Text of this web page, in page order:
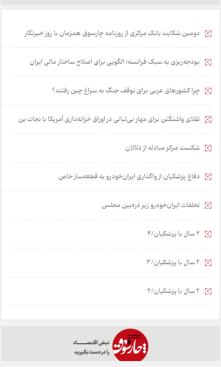
دومین شکایت بانک مرکزی از روزنامه چارسوق همزمان با روز خبرنگار
بودجه‌ریزی به سبک فرانسه؛ الگویی برای اصلاح ساختار مالی ایران
چرا کشورهای عربی برای توقف جنگ به سراغ چین رفتند؟
تقلای واشنگتن برای مهار بی‌ثباتی در اوراق خزانه‌داری آمریکا با نجات ین
شکست مرکز مبادله از دلالان
دفاع پزشکیان از واگذاری ایران‌خودرو به قطعه‌ساز خاص
تخلفات ایران‌خودرو زیر ذره‌بین مجلس